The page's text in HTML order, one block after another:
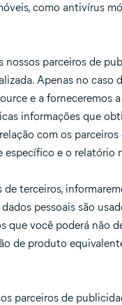
como antivírus
parceiros de
Apenas no caso
e a forneceremos
informações que
com os
específico e o
terceiros,
pessoais são
você poderá não
de produto
parceiros de